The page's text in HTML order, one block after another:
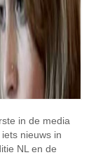
in de media
nieuws in
NL en de